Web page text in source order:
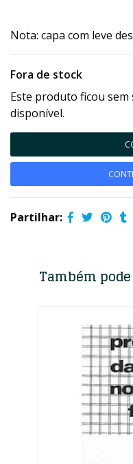
Nota: capa com leve
Fora de stock
Este produto ficou
disponível.
Partilhar:
Também